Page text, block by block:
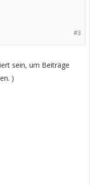
#3
sein, um Beiträge
)